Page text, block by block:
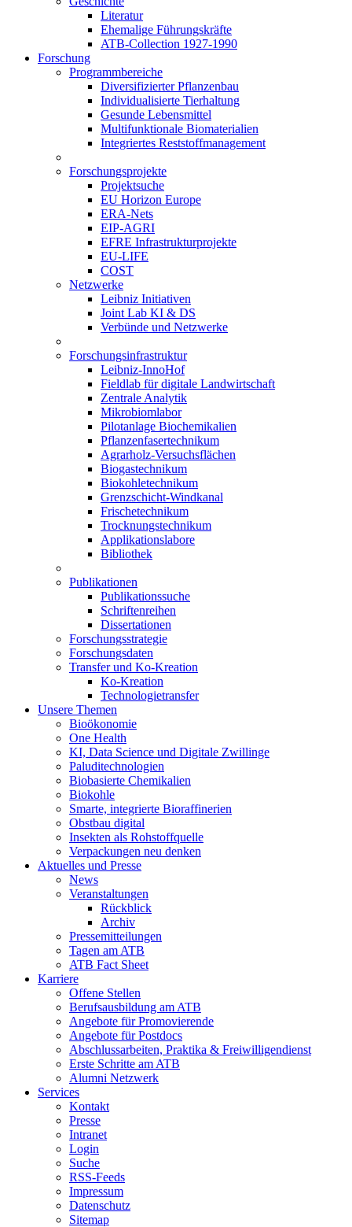
Literatur
Ehemalige Führungskräfte
ATB-Collection 1927-1990
Forschung
Programmbereiche
Diversifizierter Pflanzenbau
Individualisierte Tierhaltung
Gesunde Lebensmittel
Multifunktionale Biomaterialien
Integriertes Reststoffmanagement
Forschungsprojekte
Projektsuche
EU Horizon Europe
ERA-Nets
EIP-AGRI
EFRE Infrastrukturprojekte
EU-LIFE
COST
Netzwerke
Leibniz Initiativen
Joint Lab KI & DS
Verbünde und Netzwerke
Forschungsinfrastruktur
Leibniz-InnoHof
Fieldlab für digitale Landwirtschaft
Zentrale Analytik
Mikrobiomlabor
Pilotanlage Biochemikalien
Pflanzenfasertechnikum
Agrarholz-Versuchsflächen
Biogastechnikum
Biokohletechnikum
Grenzschicht-Windkanal
Frischetechnikum
Trocknungstechnikum
Applikationslabore
Bibliothek
Publikationen
Publikationssuche
Schriftenreihen
Dissertationen
Forschungsstrategie
Forschungsdaten
Transfer und Ko-Kreation
Ko-Kreation
Technologietransfer
Unsere Themen
Bioökonomie
One Health
KI, Data Science und Digitale Zwillinge
Paluditechnologien
Biobasierte Chemikalien
Biokohle
Smarte, integrierte Bioraffinerien
Obstbau digital
Insekten als Rohstoffquelle
Verpackungen neu denken
Aktuelles und Presse
News
Veranstaltungen
Rückblick
Archiv
Pressemitteilungen
Tagen am ATB
ATB Fact Sheet
Karriere
Offene Stellen
Berufsausbildung am ATB
Angebote für Promovierende
Angebote für Postdocs
Abschlussarbeiten, Praktika & Freiwilligendienst
Erste Schritte am ATB
Alumni Netzwerk
Services
Kontakt
Presse
Intranet
Login
Suche
RSS-Feeds
Impressum
Datenschutz
Sitemap